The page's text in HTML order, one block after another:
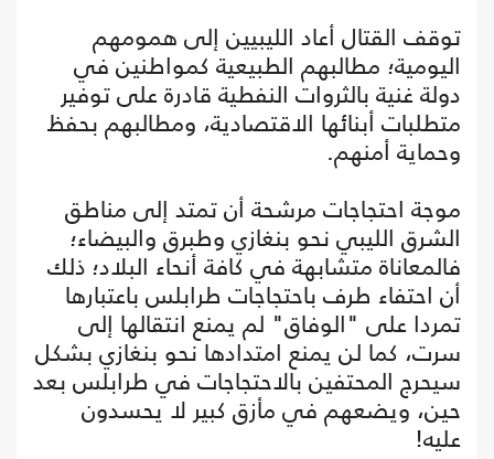
توقف القتال أعاد الليبيين إلى همومهم
اليومية؛ مطالبهم الطبيعية كمواطنين في
دولة غنية بالثروات النفطية قادرة على توفير
متطلبات أبنائها الاقتصادية، ومطالبهم بحفظ
وحماية أمنهم.
موجة احتجاجات مرشحة أن تمتد إلى مناطق
الشرق الليبي نحو بنغازي وطبرق والبيضاء؛
فالمعاناة متشابهة في كافة أنحاء البلاد؛ ذلك
أن احتفاء طرف باحتجاجات طرابلس باعتبارها
تمردا على "الوفاق" لم يمنع انتقالها إلى
سرت، كما لن يمنع امتدادها نحو بنغازي بشكل
سيحرج المحتفين بالاحتجاجات في طرابلس بعد
حين، ويضعهم في مأزق كبير لا يحسدون
عليه!